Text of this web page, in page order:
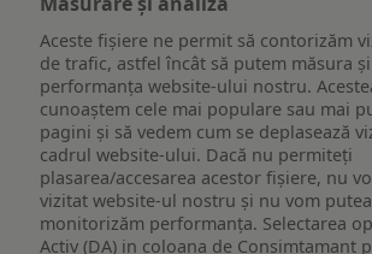
Aceste fișiere ne permit să contorizăm
de trafic, astfel încât să putem măsura
performanța website-ului nostru.
cunoaștem cele mai populare sau mai
pagini și să vedem cum se deplasează
cadrul website-ului. Dacă nu permiteți
plasarea/accesarea acestor fișiere, nu
vizitat website-ul nostru și nu vom
monitorizăm performanța. Selectarea
Activ (DA) in coloana de Consimtamant